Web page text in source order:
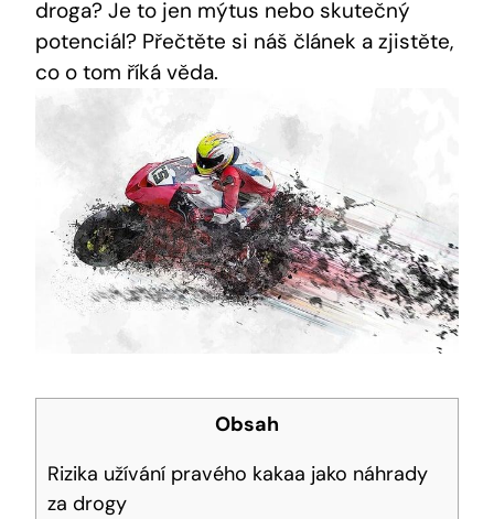
droga? Je to jen mýtus nebo skutečný
potenciál? Přečtěte si náš článek a zjistěte,
co o tom říká věda.
Obsah
Rizika užívání pravého kakaa jako náhrady
za drogy